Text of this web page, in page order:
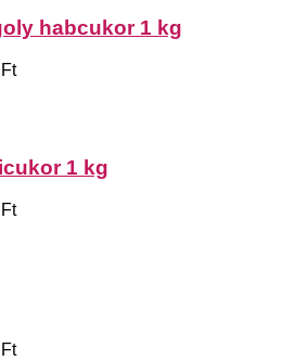
habcukor 1 kg
Ft
1 kg
Ft
Ft